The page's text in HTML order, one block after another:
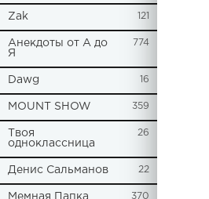
Zak 121
Анекдоты от А до
Я
774
Dawg 16
MOUNT SHOW 359
Твоя
одноклассница
26
Денис Сальманов 22
Мемная Папка 370